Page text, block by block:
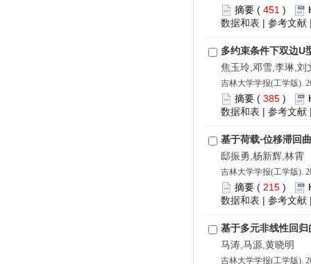
摘要 ( 451 )
数据和表 | 参考文献
多约束条件下双边U
焦玉玲,邓雪,李琳,刘
吉林大学学报(工学版).
摘要 ( 385 )
数据和表 | 参考文献
基于荷载⁃位移滞回
邸振勇,杨新辉,林霄
吉林大学学报(工学版).
摘要 ( 215 )
数据和表 | 参考文献
基于多元非线性回
马涛,马源,黄晓明
吉林大学学报(工学版).